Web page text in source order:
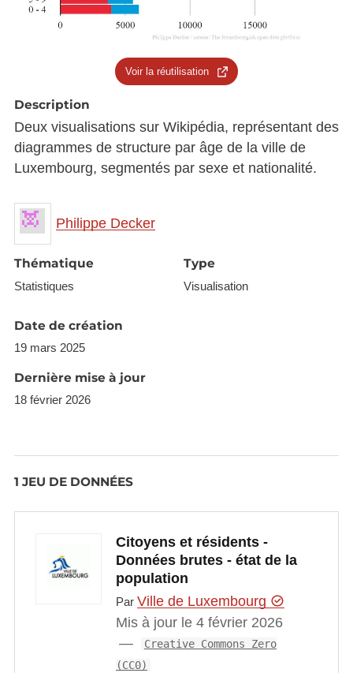
Voir la réutilisation
Description
Deux visualisations sur Wikipédia, représentant des
diagrammes de structure par âge de la ville de
Luxembourg, segmentés par sexe et nationalité.
Philippe Decker
Thématique
Statistiques
Type
Visualisation
Date de création
19 mars 2025
Dernière mise à jour
18 février 2026
1 JEU DE DONNÉES
Citoyens et résidents -
Données brutes - état de la
population
Par Ville de Luxembourg
Mis à jour le 4 février 2026
Creative Commons Zero
(CC0)